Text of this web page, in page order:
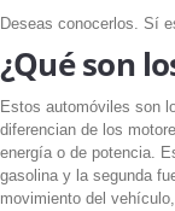
Deseas conocerlos. Sí
¿Qué son
Estos automóviles son
diferencian de los
energía o de potencia.
gasolina y la segunda
movimiento del